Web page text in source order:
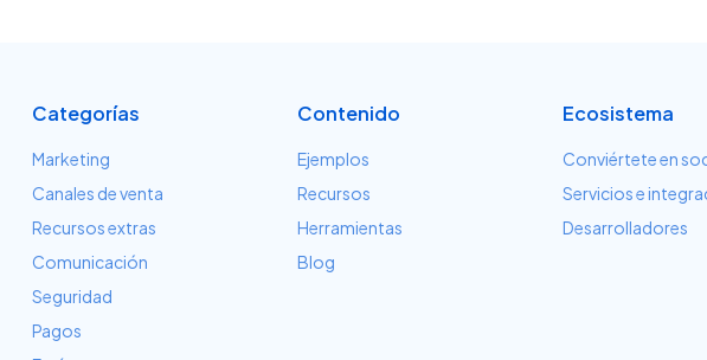
Categorías
Marketing
Canales de venta
Recursos extras
Comunicación
Seguridad
Pagos
Contenido
Ejemplos
Recursos
Herramientas
Blog
Ecosistema
Conviértete en
Servicios e
Desarrolladores